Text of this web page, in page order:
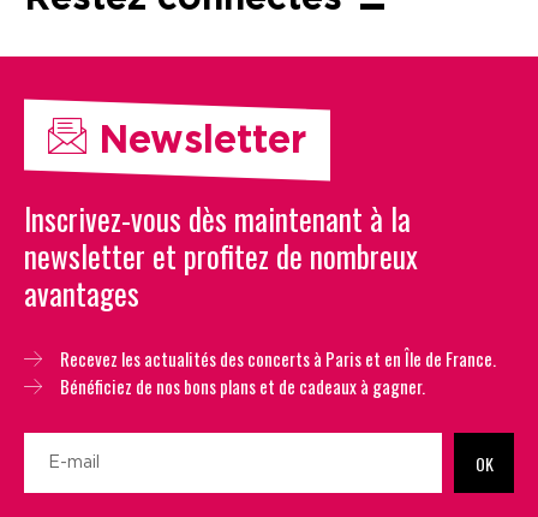
Newsletter
Inscrivez-vous dès maintenant à la
newsletter et profitez de nombreux
avantages
Recevez les actualités des concerts à Paris et en Île de France.
Bénéficiez de nos bons plans et de cadeaux à gagner.
OK